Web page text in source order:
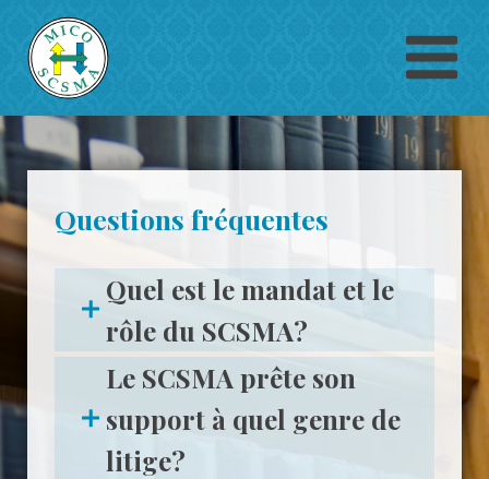
Questions fréquentes
Quel est le mandat et le
rôle du SCSMA?
Le SCSMA prête son
support à quel genre de
litige?